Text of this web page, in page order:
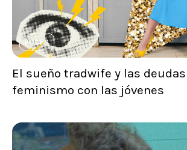
VOCES
El sueño tradwife y las
feminismo con las jóvenes